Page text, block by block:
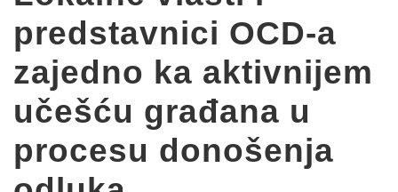
predstavnici OCD-a
zajedno ka aktivnijem
učešću građana u
procesu donošenja